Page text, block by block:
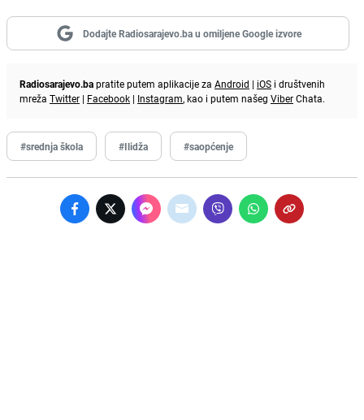
Dodajte Radiosarajevo.ba u omiljene Google izvore
Radiosarajevo.bapratite putem aplikacije za Android | iOS i društvenih
mreža Twitter | Facebook | Instagram, kao i putem našeg ViberChata.
#srednja škola #Ilidža #saopćenje